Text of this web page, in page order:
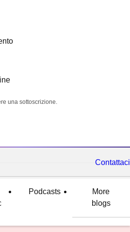
una sottoscrizione.
Contattaci
Podcasts
More
blogs